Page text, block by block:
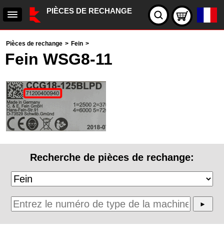
PIÈCES DE RECHANGE
Pièces de rechange > Fein >
Fein WSG8-11
Recherche de pièces de rechange: